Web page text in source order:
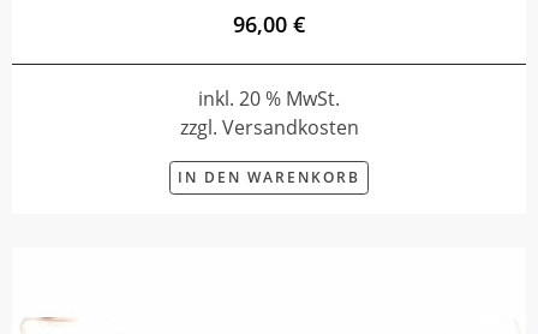
96,00 €
inkl. 20 % MwSt.
zzgl. Versandkosten
IN DEN WARENKORB